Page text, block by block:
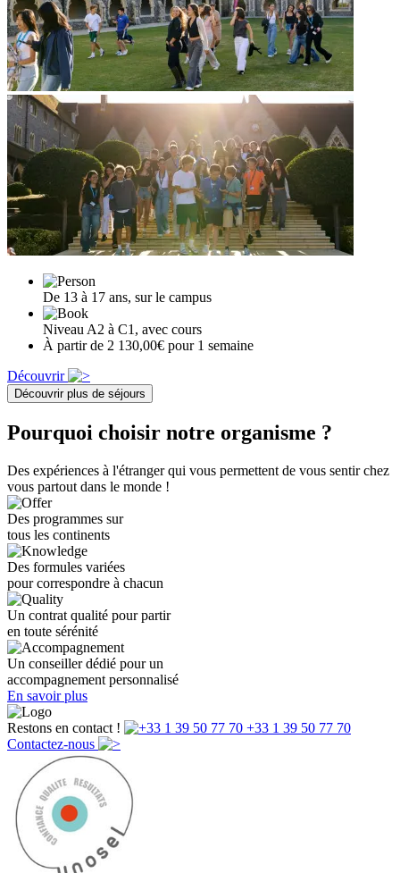
De 13 à 17 ans, sur le campus
Niveau A2 à C1, avec cours
À partir de 2 130,00€ pour 1 semaine
Découvrir
Découvrir plus de séjours
Pourquoi choisir notre organisme ?
Des expériences à l'étranger qui vous permettent de vous sentir chez
vous partout dans le monde !
Des programmes sur
tous les continents
Des formules variées
pour correspondre à chacun
Un contrat qualité pour partir
en toute sérénité
Un conseiller dédié pour un
accompagnement personnalisé
En savoir plus
Restons en contact !
+33 1 39 50 77 70
Contactez-nous